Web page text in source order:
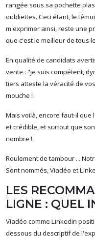
rangée sous sa pochette
oubliettes. Ceci étant, le
m'exprimer ainsi, reste une
que c'est le meilleur de tous
En qualité de candidats
vente : "je suis compétent,
tiers atteste la véracité de
mouche !
Mais voilà, encore faut-il que
et crédible, et surtout que son
nombre !
Roulement de tambour ...
Sont nommés, Viadéo et
LES
LIGNE : QUEL
Viadéo comme Linkedin
dessous du descriptif de